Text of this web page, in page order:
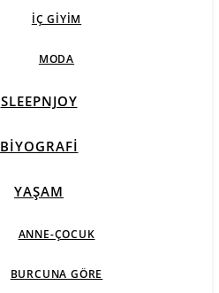
İÇ GIYIM
MODA
SLEEPNJOY
BIYOGRAFI
YAŞAM
ANNE-ÇOCUK
BURCUNA GÖRE